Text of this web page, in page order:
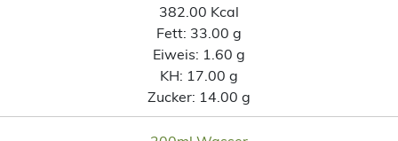
382.00 Kcal
Fett: 33.00 g
Eiweis: 1.60 g
KH: 17.00 g
Zucker: 14.00 g